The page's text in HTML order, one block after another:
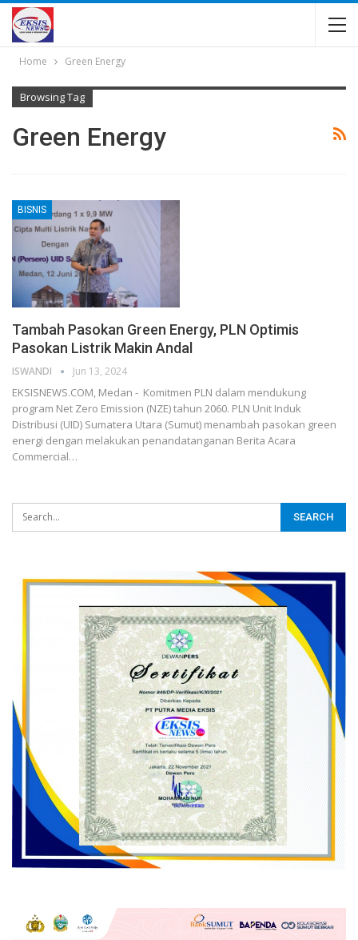
Home Green Energy
Browsing Tag
Green Energy
BISNIS
Tambah Pasokan Green Energy, PLN Optimis
Pasokan Listrik Makin Andal
ISWANDI Jun 13, 2024
EKSISNEWS.COM, Medan - Komitmen PLN dalam mendukung
program Net Zero Emission (NZE) tahun 2060. PLN Unit Induk
Distribusi (UID) Sumatera Utara (Sumut) menambah pasokan green
energi dengan melakukan penandatanganan Berita Acara
Commercial…